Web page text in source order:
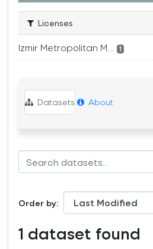
Licenses
Izmir Metropolitan M... 1
Datasets About
Order by
1 dataset found